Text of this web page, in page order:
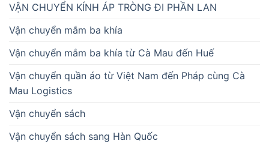
VẬN CHUYỂN KÍNH ÁP TRÒNG ĐI PHẦN LAN
Vận chuyển mắm ba khía
Vận chuyển mắm ba khía từ Cà Mau đến Huế
Vận chuyển quần áo từ Việt Nam đến Pháp cùng Cà
Mau Logistics
Vận chuyển sách
Vận chuyển sách sang Hàn Quốc